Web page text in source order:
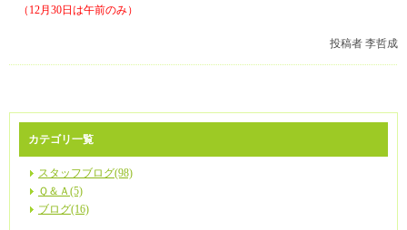
（12月30日は午前のみ）
投稿者 李哲成
カテゴリ一覧
スタッフブログ(98)
Ｑ＆Ａ(5)
ブログ(16)